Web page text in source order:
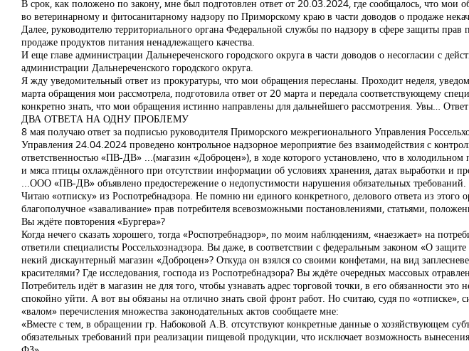
В срок, как положено по закону, мне был подготовлен ответ от 20.03.2024, где сообщалось, что мои
во ветеринарному и фитосанитарному надзору по Приморскому краю в части доводов о продаже
Далее, руководителю территориального органа Федеральной службы по надзору в сфере защиты
продаже продуктов питания ненадлежащего качества.
И еще главе администрации Дальнереченского городского округа в части доводов о несогласии с
администрации Дальнереченского городского округа.
Я жду уведомительный ответ из прокуратуры, что мои обращения пересланы. Проходит неделя,
марта обращения мои рассмотрела, подготовила ответ от 20 марта и передала соответствующему
конкретно знать, что мои обращения истинно направлены для дальнейшего рассмотрения. Увы…
ДВА ОТВЕТА НА ОДНУ ПРОБЛЕМУ
8 мая получаю ответ за подписью руководителя Приморского межрегионального Управления
Управления 24.04.2024 проведено контрольное надзорное мероприятие без взаимодействия с
ответственностью «ПВ-ДВ» ...(магазин «Доброцен»), в ходе которого установлено, что в
и мяса птицы охлаждённого при отсутствии информации об условиях хранения, датах выработки и
...ООО «ПВ-ДВ» объявлено предостережение о недопустимости нарушения обязательных требований.
Читаю «отписку» из Роспотребнадзора. Не помню ни единого конкретного, делового ответа из
благополучное «заваливание» прав потребителя всевозможными постановлениями, статьями,
Вы ждёте повторения «Бургера»?
Когда нечего сказать хорошего, тогда «Роспотребнадзор», по моим наблюдениям, «наезжает» на
ответили специалисты Россельхознадзора. Вы даже, в соответствии с федеральным законом «О
некий дискаунтерный магазин «Доброцен»? Откуда он взялся со своими конфетами, на вид
красителями? Где исследования, господа из Роспотребнадзора? Вы ждёте очередных массовых
Потребитель идёт в магазин не для того, чтобы узнавать адрес торговой точки, в его обязанности
спокойно уйти. А вот вы обязаны на отлично знать свой фронт работ. Но считаю, судя по «отписке»,
«валом» перечисления множества законодательных актов сообщаете мне:
«Вместе с тем, в обращении гр. Набоковой А.В. отсутствуют конкретные данные о хозяйствующем
обязательных требований при реализации пищевой продукции, что исключает возможность